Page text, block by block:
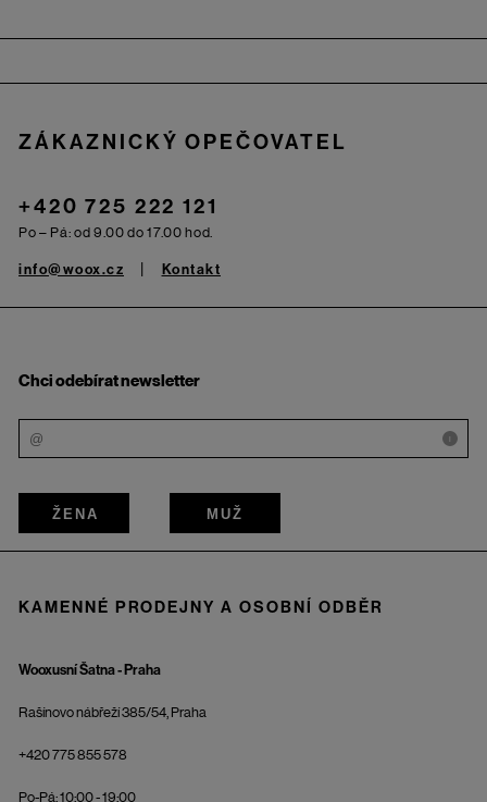
ZÁKAZNICKÝ OPEČOVATEL
+420 725 222 121
Po – Pá: od 9.00 do 17.00 hod.
info@woox.cz Kontakt
Chci odebírat newsletter
i
ŽENA MUŽ
KAMENNÉ PRODEJNY A OSOBNÍ ODBĚR
Wooxusní Šatna - Praha
Rašínovo nábřeží 385/54, Praha
+420 775 855 578
Po-Pá: 10:00 - 19:00